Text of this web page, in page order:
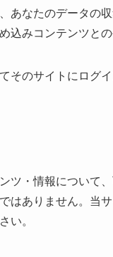
あなたのデータの
込みコンテンツと
そのサイトにログ
ツ・情報について
はありません。当
い。